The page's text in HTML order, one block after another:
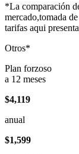
*La comparación
mercado,tomada
tarifas aqui
Otros*
Plan forzoso
a 12 meses
$4,119
anual
$1,599